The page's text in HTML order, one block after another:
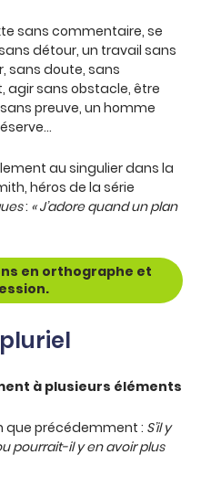
sans commentaire, se
détour, un travail sans
sans doute, sans
agir sans obstacle, être
preuve, un homme
au singulier dans la
héros de la série
: « J’adore quand un plan
en orthographe et
à plusieurs éléments
que précédemment : S’il y
pourrait-il y en avoir plus